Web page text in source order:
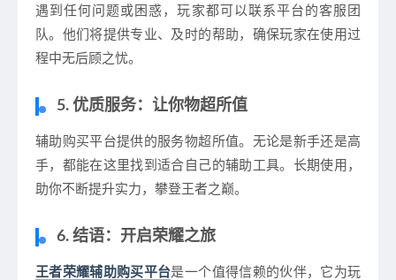
遇到任何问题或困惑，玩家都可以联系平台的客服团
队。他们将提供专业、及时的帮助，确保玩家在使用过
程中无后顾之忧。
5. 优质服务：让你物超所值
辅助购买平台提供的服务物超所值。无论是新手还是高
手，都能在这里找到适合自己的辅助工具。长期使用，
助你不断提升实力，攀登王者之巅。
6. 结语：开启荣耀之旅
王者荣耀辅助购买平台是一个值得信赖的伙伴，它为玩